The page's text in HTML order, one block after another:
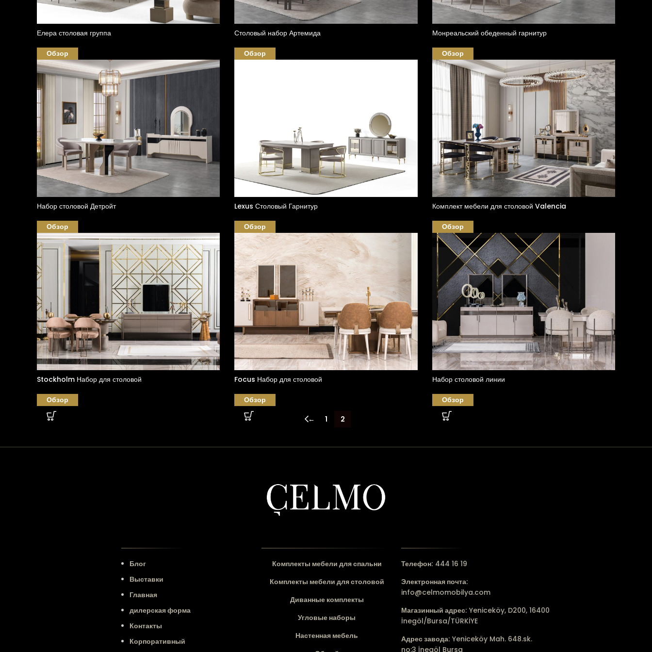
Елера столовая группа
Обзор
Столовый набор Артемида
Обзор
Монреальский обеденный гарнитур
Обзор
Набор столовой Детройт
Обзор
Lexus Столовый Гарнитур
Обзор
Комплект мебели для столовой Valencia
Обзор
Stockholm Набор для столовой
Обзор
Focus Набор для столовой
Обзор
Набор столовой линии
Обзор
←
1 2
Блог
Выставки
Главная
дилерская форма
Контакты
Корпоративный
Комплекты мебели для спальни
Комплекты мебели для столовой
Диванные комплекты
Угловые наборы
Настенная мебель
Телефон: 444 16 19
Электронная почта:
info@celmomobilya.com
Магазинный адрес: Yeniceköy, D200, 16400
İnegöl/Bursa/TÜRKİYE
Адрес завода: Yeniceköy Mah. 648.sk.
no:3 İnegöl Bursa